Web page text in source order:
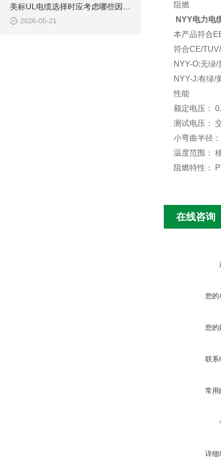
美标UL电缆选择时应考虑哪些因素？
2026-05-21
阻燃
NYY电力电
本产品符合
符合CE/
NYY-O:无绿
NYY-J:有绿/
性能
额定电压：
测试电压：
小弯曲半径
温度范围：
阻燃特性：
在线咨询
您的
您的
联系
常用
详细